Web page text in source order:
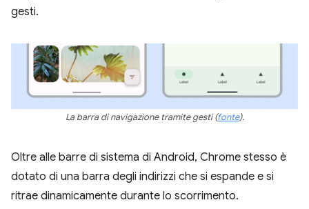
gesti.
La barra di navigazione tramite gesti(fonte).
Oltre alle barre di sistema di Android, Chrome stesso è
dotato di una barra degli indirizzi che si espande e si
ritrae dinamicamente durante lo scorrimento.